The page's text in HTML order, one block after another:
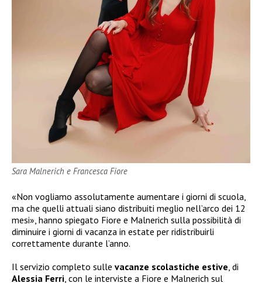
Sara Malnerich e Francesca Fiore
«Non vogliamo assolutamente aumentare i giorni di scuola,
ma che quelli attuali siano distribuiti meglio nell’arco dei 12
mesi», hanno spiegato Fiore e Malnerich sulla possibilità di
diminuire i giorni di vacanza in estate per ridistribuirli
correttamente durante l’anno.
Il servizio completo sulle vacanze scolastiche estive , di
Alessia Ferri , con le interviste a Fiore e Malnerich sul